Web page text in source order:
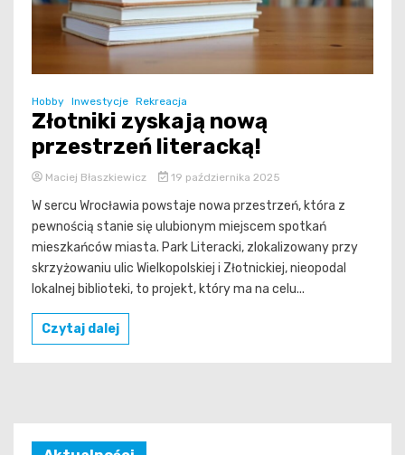
Hobby Inwestycje Rekreacja
Złotniki zyskają nową
przestrzeń literacką!
Maciej Błaszkiewicz 19 października 2025
W sercu Wrocławia powstaje nowa przestrzeń, która z
pewnością stanie się ulubionym miejscem spotkań
mieszkańców miasta. Park Literacki, zlokalizowany przy
skrzyżowaniu ulic Wielkopolskiej i Złotnickiej, nieopodal
lokalnej biblioteki, to projekt, który ma na celu...
Czytaj dalej